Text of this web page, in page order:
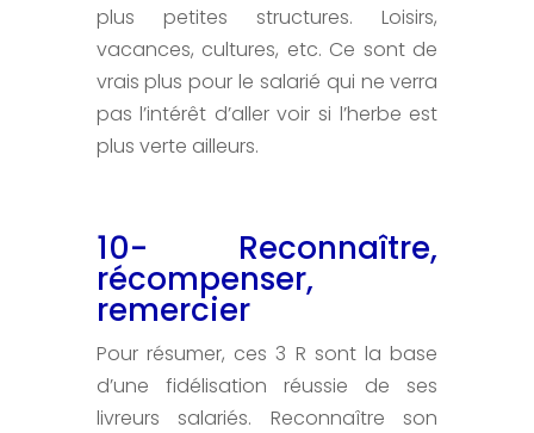
plus petites structures. Loisirs,
vacances, cultures, etc. Ce sont de
vrais plus pour le salarié qui ne verra
pas l’intérêt d’aller voir si l’herbe est
plus verte ailleurs.
10- Reconnaître,
récompenser,
remercier
Pour résumer, ces 3 R sont la base
d’une fidélisation réussie de ses
livreurs salariés. Reconnaître son